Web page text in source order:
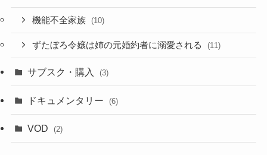
機能不全家族 (10)
ずたぼろ令嬢は姉の元婚約者に溺愛される (11)
サブスク・購入 (3)
ドキュメンタリー (6)
VOD (2)